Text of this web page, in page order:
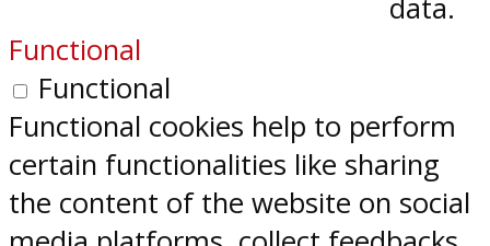
data.
Functional
Functional
Functional cookies help to perform
certain functionalities like sharing
the content of the website on social